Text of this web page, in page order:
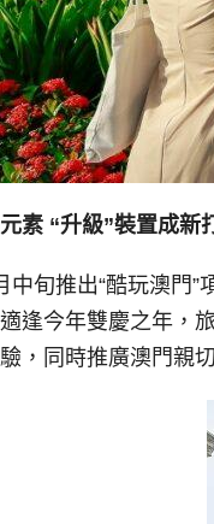
素 “升級”裝置成新
中旬推出“酷玩澳門
逢今年雙慶之年，
，同時推廣澳門親